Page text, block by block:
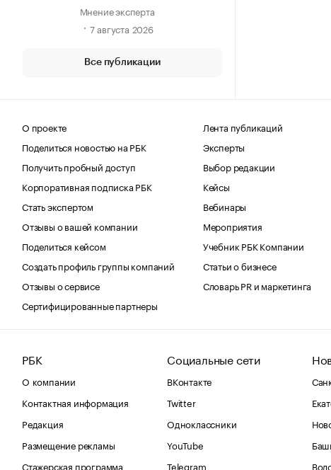
Мнение эксперта
7 августа 2026
Все публикации
О проекте
Поделиться новостью на РБК
Получить пробный доступ
Корпоративная подписка РБК
Стать экспертом
Отзывы о вашей компании
Поделиться кейсом
Создать профиль группы компаний
Отзывы о сервисе
Сертифицированные партнеры
Лента публикаций
Эксперты
Выбор редакции
Кейсы
Вебинары
Мероприятия
Учебник РБК Компании
Статьи о бизнесе
Словарь PR и маркетинга
РБК
О компании
Контактная информация
Редакция
Размещение рекламы
Стажерская программа
Социальные сети
ВКонтакте
Twitter
Одноклассники
YouTube
Telegram